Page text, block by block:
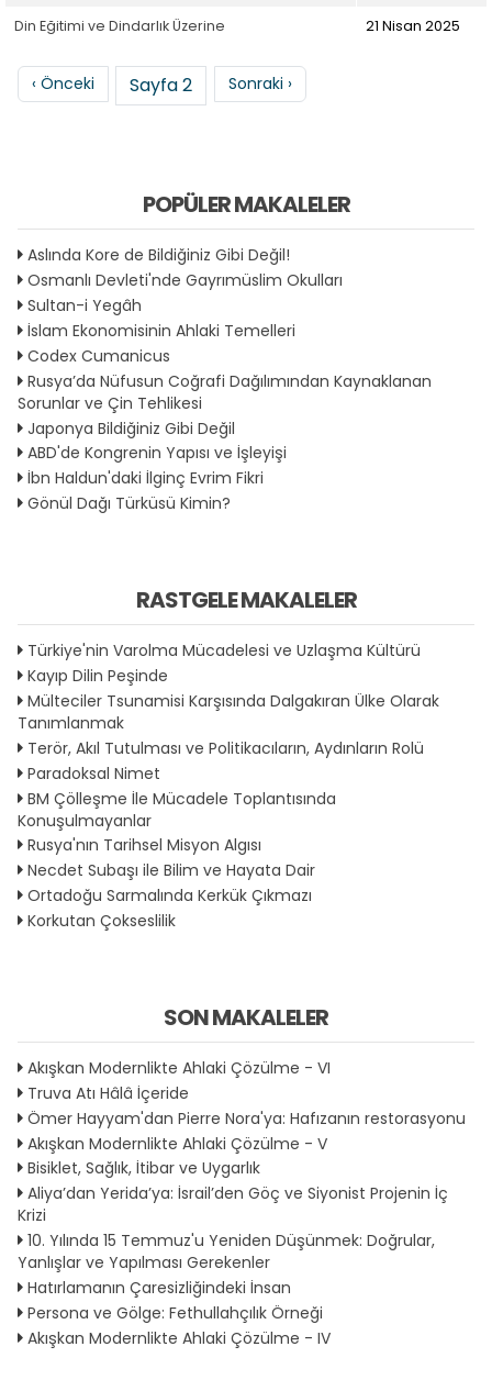
Din Eğitimi ve Dindarlık Üzerine
21 Nisan 2025
Sayfalama
Önceki sayfa
‹ Önceki Sayfa 2 Sonraki sayfa
Sonraki ›
POPÜLER MAKALELER
Aslında Kore de Bildiğiniz Gibi Değil!
Osmanlı Devleti'nde Gayrımüslim Okulları
Sultan-i Yegâh
İslam Ekonomisinin Ahlaki Temelleri
Codex Cumanicus
Rusya’da Nüfusun Coğrafi Dağılımından Kaynaklanan
Sorunlar ve Çin Tehlikesi
Japonya Bildiğiniz Gibi Değil
ABD'de Kongrenin Yapısı ve İşleyişi
İbn Haldun'daki İlginç Evrim Fikri
Gönül Dağı Türküsü Kimin?
RASTGELE MAKALELER
Türkiye'nin Varolma Mücadelesi ve Uzlaşma Kültürü
Kayıp Dilin Peşinde
Mülteciler Tsunamisi Karşısında Dalgakıran Ülke Olarak
Tanımlanmak
Terör, Akıl Tutulması ve Politikacıların, Aydınların Rolü
Paradoksal Nimet
BM Çölleşme İle Mücadele Toplantısında
Konuşulmayanlar
Rusya'nın Tarihsel Misyon Algısı
Necdet Subaşı ile Bilim ve Hayata Dair
Ortadoğu Sarmalında Kerkük Çıkmazı
Korkutan Çokseslilik
SON MAKALELER
Akışkan Modernlikte Ahlaki Çözülme - VI
Truva Atı Hâlâ İçeride
Ömer Hayyam'dan Pierre Nora'ya: Hafızanın restorasyonu
Akışkan Modernlikte Ahlaki Çözülme - V
Bisiklet, Sağlık, İtibar ve Uygarlık
Aliya’dan Yerida’ya: İsrail’den Göç ve Siyonist Projenin İç
Krizi
10. Yılında 15 Temmuz'u Yeniden Düşünmek: Doğrular,
Yanlışlar ve Yapılması Gerekenler
Hatırlamanın Çaresizliğindeki İnsan
Persona ve Gölge: Fethullahçılık Örneği
Akışkan Modernlikte Ahlaki Çözülme - IV